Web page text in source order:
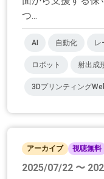
つ...
AI 自動化 レ
ロボット 射出成
3Dプリンティング
アーカイブ 視聴無料
2025/07/22 〜